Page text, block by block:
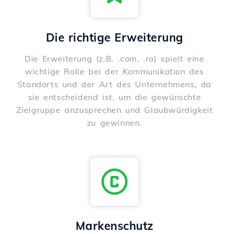
Die richtige Erweiterung
Die Erweiterung (z.B. .com, .ro) spielt eine
wichtige Rolle bei der Kommunikation des
Standorts und der Art des Unternehmens, da
sie entscheidend ist, um die gewünschte
Zielgruppe anzusprechen und Glaubwürdigkeit
zu gewinnen.
Markenschutz